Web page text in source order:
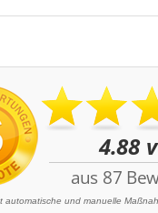
und manuelle